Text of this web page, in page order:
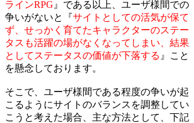
ラインRPG 』である以上、ユーザ様間での
争いがないと『サイトとしての活気が保て
ず、せっかく育てたキャラクターのステー
タスも活躍の場がなくなってしまい、結果
としてステータスの価値が下落する 』こと
を懸念しております。
そこで、ユーザ様間である程度の争いが起
こるようにサイトのバランスを調整してい
こうと考えた場合、主な方法として、下記